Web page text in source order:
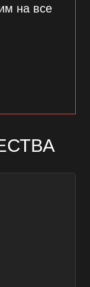
на все